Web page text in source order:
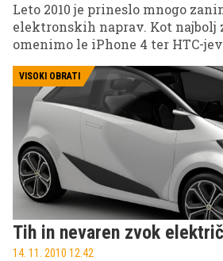
Leto 2010 je prineslo mnogo
elektronskih naprav. Kot najbolj
omenimo le iPhone 4 ter HTC-
zanimivo?
VISOKI OBRATI
Tih in nevaren zvok
14. 11. 2010 12.42